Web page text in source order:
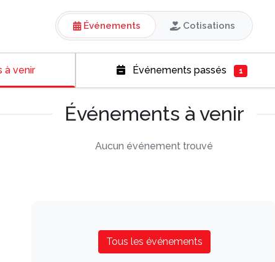
Événements Cotisations
à venir Événements passés 1
Événements à venir
Aucun événement trouvé
Tous les événements